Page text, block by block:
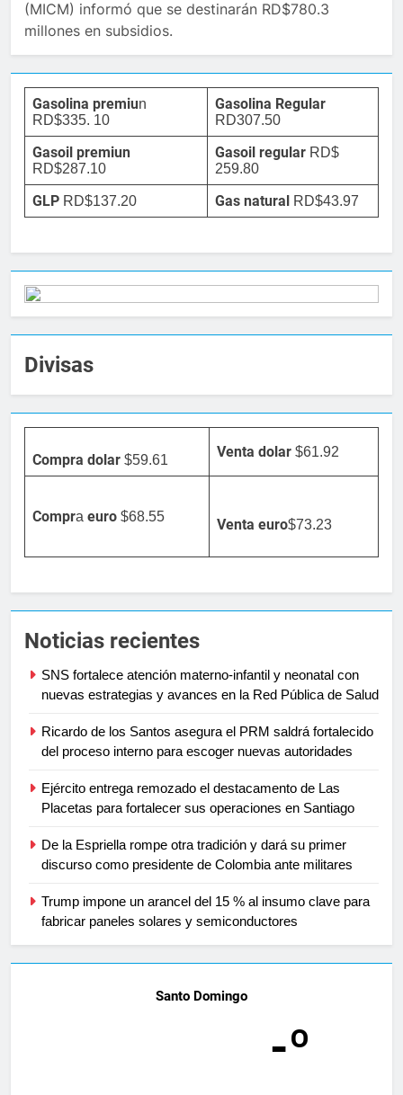
(MICM) informó que se destinarán RD$780.3
millones en subsidios.
Gasolina premiun
RD$335. 10
Gasolina Regular
RD307.50
Gasoil premiun
RD$287.10
Gasoil regular RD$
259.80
GLP RD$137.20 Gas natural RD$43.97
Divisas
Compra dolar $59.61 Venta dolar $61.92
Compra euro $68.55 Venta euro$73.23
Noticias recientes
SNS fortalece atención materno-infantil y neonatal con
nuevas estrategias y avances en la Red Pública de Salud
Ricardo de los Santos asegura el PRM saldrá fortalecido
del proceso interno para escoger nuevas autoridades
Ejército entrega remozado el destacamento de Las
Placetas para fortalecer sus operaciones en Santiago
De la Espriella rompe otra tradición y dará su primer
discurso como presidente de Colombia ante militares
Trump impone un arancel del 15 % al insumo clave para
fabricar paneles solares y semiconductores
Santo Domingo
-º